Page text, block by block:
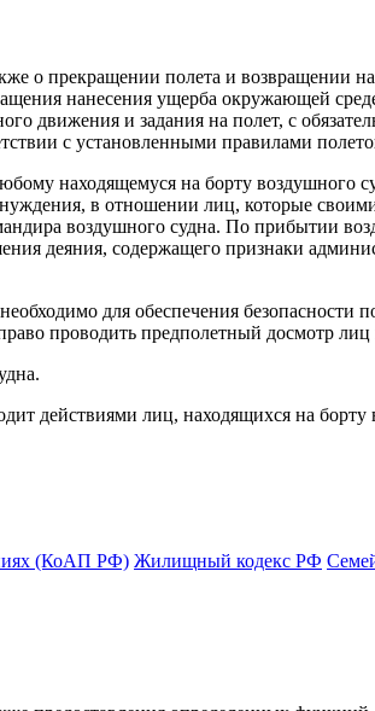
о прекращении полета и возвращении
нанесения ущерба окружающей
движения и задания на полет, с
с установленными правилами
находящемуся на борту воздушного
в отношении лиц, которые
воздушного судна. По прибытии
деяния, содержащего признаки
для обеспечения безопасности
проводить предполетный досмотр лиц
действиями лиц, находящихся на
(КоАП РФ) Жилищный кодекс РФ